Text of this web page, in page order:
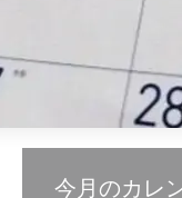
今月のカレ